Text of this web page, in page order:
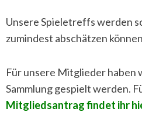
Unsere Spieletreffs werden
zumindest abschätzen
Für unsere Mitglieder haben
Sammlung gespielt werden.
Mitgliedsantrag findet ihr